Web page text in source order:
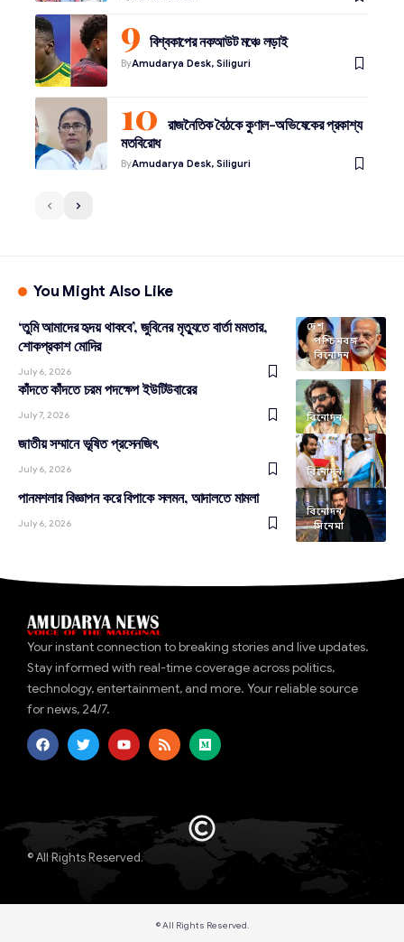
বিশ্বকাপের নকআউট মঞ্চে লড়াই
ByAmudarya Desk, Siliguri
রাজনৈতিক বৈঠকে কুণাল-অভিষেকের প্রকাশ্য
মতবিরোধ
ByAmudarya Desk, Siliguri
You Might Also Like
দেশ
পশ্চিমবঙ্গ
বিনোদন
‘তুমি আমাদের হৃদয় থাকবে’, জুবিনের মৃত্যুতে বার্তা মমতার,
শোকপ্রকাশ মোদির
July 6, 2026
বিনোদন
কাঁদতে কাঁদতে চরম পদক্ষেপ ইউটিউবারের
July 7, 2026
বিনোদন
জাতীয় সম্মানে ভূষিত প্রসেনজিৎ
July 6, 2026
বিনোদন
সিনেমা
পানমশলার বিজ্ঞাপন করে বিপাকে সলমন, আদালতে মামলা
July 6, 2026
Your instant connection to breaking stories and live updates.
Stay informed with real-time coverage across politics,
technology, entertainment, and more. Your reliable source
for news, 24/7.
© All Rights Reserved.
© All Rights Reserved.